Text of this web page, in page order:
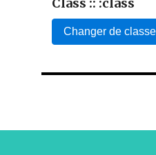
Class :: :class
Changer de classe